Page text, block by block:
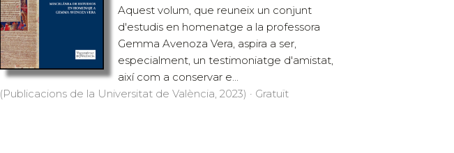
Aquest volum, que reuneix un conjunt
d'estudis en homenatge a la professora
Gemma Avenoza Vera, aspira a ser,
especialment, un testimoniatge d'amistat,
així com a conservar e...
(Publicacions de la Universitat de València, 2023) · Gratuït